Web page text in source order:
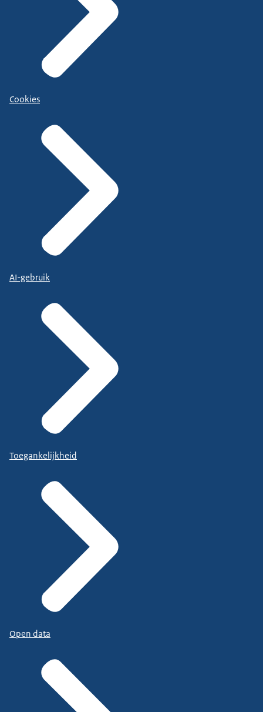
Cookies
AI-gebruik
Toegankelijkheid
Open data